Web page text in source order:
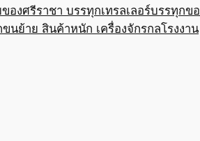
องศรีราชา บรรทุกเทรลเลอร์บรรทุก
นย้าย สินค้าหนัก เครื่องจักรกลโรงงาน